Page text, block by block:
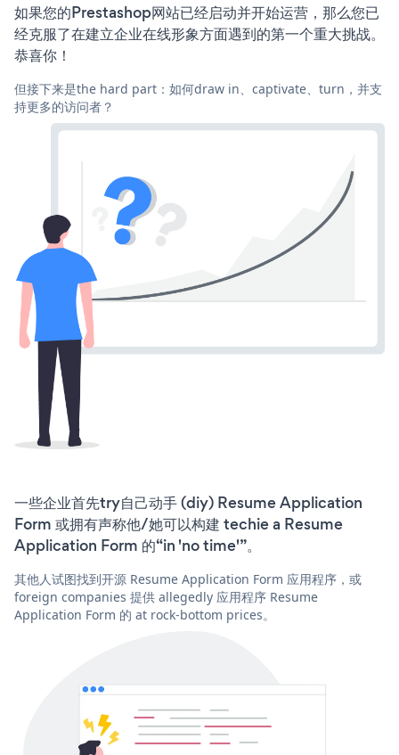
如果您的Prestashop网站已经启动并开始运营，那么您已
经克服了在建立企业在线形象方面遇到的第一个重大挑战。
恭喜你！
但接下来是the hard part：如何draw in、captivate、turn，并支
持更多的访问者？
一些企业首先try自己动手 (diy) Resume Application
Form 或拥有声称他/她可以构建 techie a Resume
Application Form 的“in 'no time'”。
其他人试图找到开源 Resume Application Form 应用程序，或
foreign companies 提供 allegedly 应用程序 Resume
Application Form 的 at rock-bottom prices。